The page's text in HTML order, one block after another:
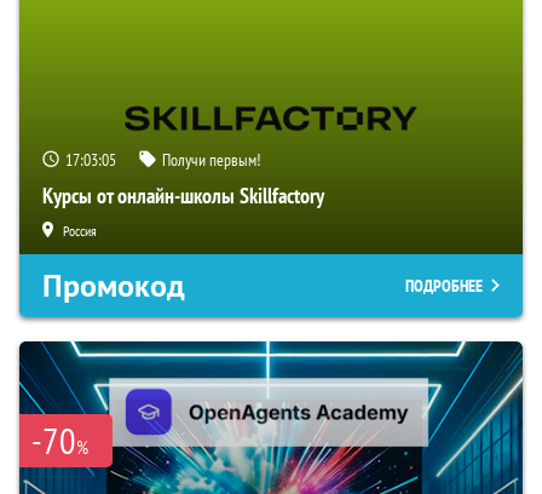
17:03:05 Получи первым!
Курсы от онлайн-школы Skillfactory
Россия
Промокод ПОДРОБНЕЕ
-70%